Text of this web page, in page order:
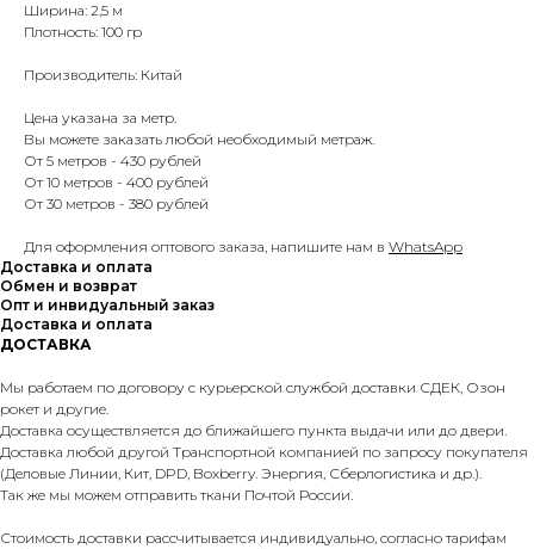
Ширина: 2,5 м
Плотность: 100 гр
Производитель: Китай
Цена указана за метр.
Вы можете заказать любой необходимый метраж.
От 5 метров - 430 рублей
От 10 метров - 400 рублей
От 30 метров - 380 рублей
Для оформления оптового заказа, напишите нам в WhatsApp
Доставка и оплата
Обмен и возврат
Опт и инвидуальный заказ
Доставка и оплата
ДОСТАВКА
Мы работаем по договору с курьерской службой доставки СДЕК, Озон
рокет и другие.
Доставка осуществляется до ближайшего пункта выдачи или до двери.
Доставка любой другой Транспортной компанией по запросу покупателя
(Деловые Линии, Кит, DPD, Boxberry. Энергия, Сберлогистика и др.).
Так же мы можем отправить ткани Почтой России.
Стоимость доставки рассчитывается индивидуально, согласно тарифам